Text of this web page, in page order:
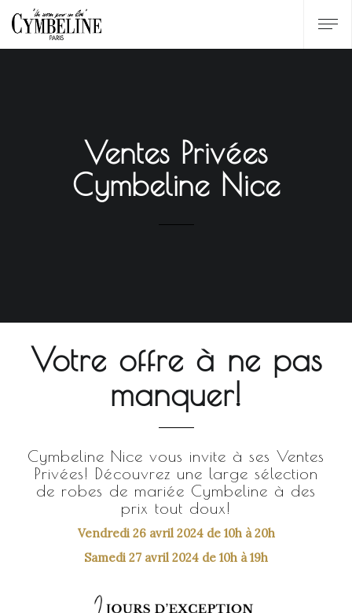
Ventes Privées
Cymbeline Nice
Votre offre à ne pas
manquer!
Cymbeline Nice vous invite à ses Ventes
Privées! Découvrez une large sélection
de robes de mariée Cymbeline à des
prix tout doux!
Vendredi 26 avril 2024 de 10h à 20h
Samedi 27 avril 2024 de 10h à 19h